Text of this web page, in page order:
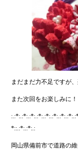
まだまだ力不足ですが
また次回をお楽しみに！
*::.:*:.:*:.:
岡山県備前市で道路の